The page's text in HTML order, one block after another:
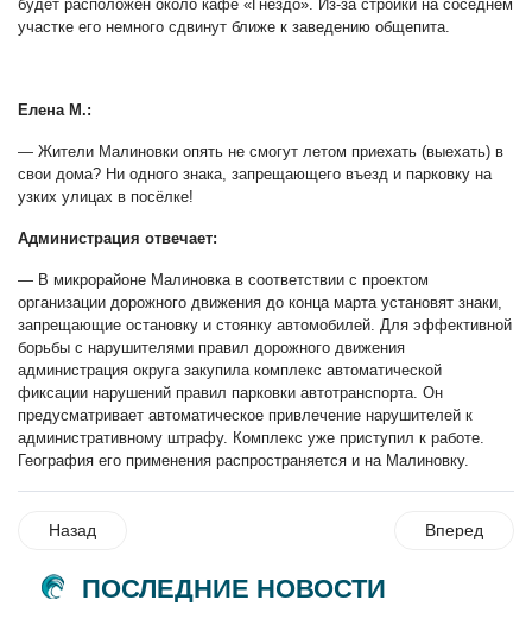
будет расположен около кафе «Гнездо». Из-за стройки на соседнем
участке его немного сдвинут ближе к заведению общепита.
Елена М.:
— Жители Малиновки опять не смогут летом приехать (выехать) в
свои дома? Ни одного знака, запрещающего въезд и парковку на
узких улицах в посёлке!
Администрация отвечает:
— В микрорайоне Малиновка в соответствии с проектом
организации дорожного движения до конца марта установят знаки,
запрещающие остановку и стоянку автомобилей. Для эффективной
борьбы с нарушителями правил дорожного движения
администрация округа закупила комплекс автоматической
фиксации нарушений правил парковки автотранспорта. Он
предусматривает автоматическое привлечение нарушителей к
административному штрафу. Комплекс уже приступил к работе.
География его применения распространяется и на Малиновку.
Назад Вперед
ПОСЛЕДНИЕ НОВОСТИ